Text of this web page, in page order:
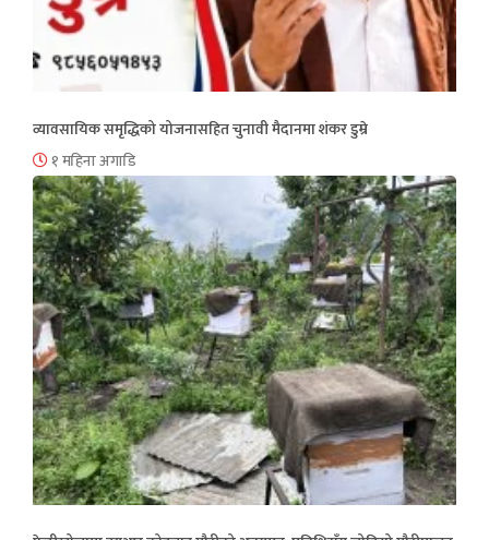
व्यावसायिक समृद्धिको योजनासहित चुनावी मैदानमा शंकर डुम्रे
१ महिना अगाडि